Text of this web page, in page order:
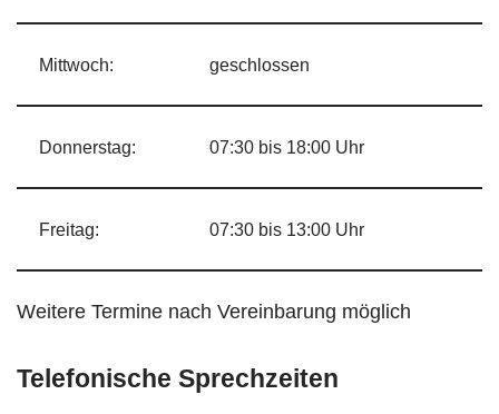
Mittwoch: geschlossen
Donnerstag: 07:30 bis 18:00 Uhr
Freitag: 07:30 bis 13:00 Uhr
Weitere Termine nach Vereinbarung möglich
Telefonische Sprechzeiten